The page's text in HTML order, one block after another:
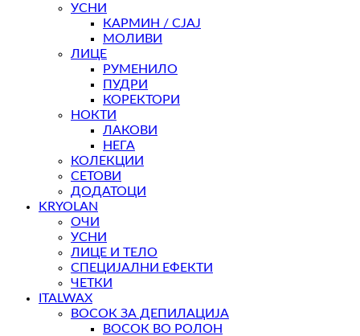
УСНИ
КАРМИН / СЈАЈ
МОЛИВИ
ЛИЦЕ
РУМЕНИЛО
ПУДРИ
КОРЕКТОРИ
НОКТИ
ЛАКОВИ
НЕГА
КОЛЕКЦИИ
СЕТОВИ
ДОДАТОЦИ
KRYOLAN
ОЧИ
УСНИ
ЛИЦЕ И ТЕЛО
СПЕЦИЈАЛНИ ЕФЕКТИ
ЧЕТКИ
ITALWAX
ВОСОК ЗА ДЕПИЛАЦИЈА
ВОСОК ВО РОЛОН